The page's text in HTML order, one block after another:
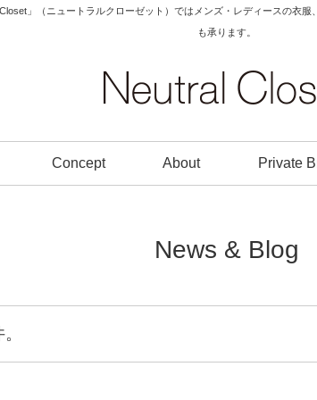
」（ニュートラルクローゼット）ではメンズ・レディースの衣
も承ります。
Concept About Private
News & Blog